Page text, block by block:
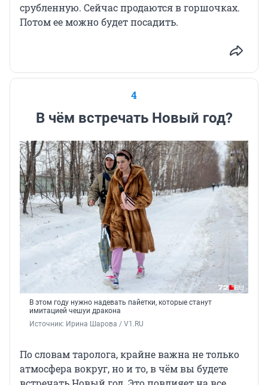
срубленную. Сейчас продаются в горшочках.
Потом ее можно будет посадить.
4
В чём встречать Новый год?
В этом году нужно надевать пайетки, которые станут
имитацией чешуи дракона
Источник: Ирина Шарова / V1.RU
По словам таролога, крайне важна не только
атмосфера вокруг, но и то, в чём вы будете